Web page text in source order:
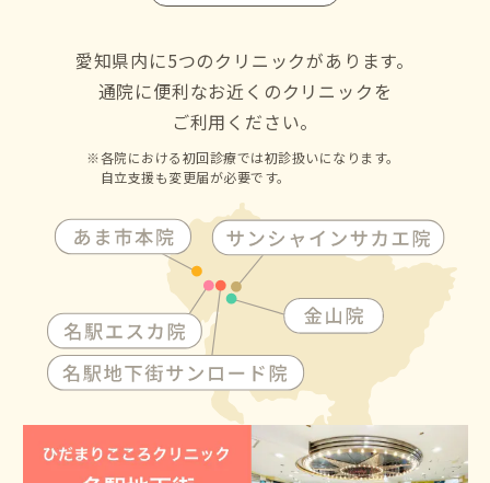
区・名東区・天白区にお住いの方からも通院して頂けます
愛知県内に5つのクリニックがあります。
通院に便利なお近くのクリニックを
ご利用ください。
各院における初回診療では初診扱いになります。
自立支援も変更届が必要です。